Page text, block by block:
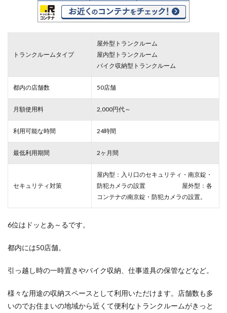
トランクルームタイプ
屋外型トランクルーム
屋内型トランクルーム
バイク収納型トランクルーム
都内の店舗数 50店舗
月額使用料 2,000円代～
利用可能な時間 24時間
最低利用期間 2ヶ月間
セキュリティ対策
屋内型：入り口のセキュリティ・南京錠・
防犯カメラの設置 屋外型：各
コンテナの南京錠・防犯カメラの設置。
6位はドッとあ～るです。
都内には50店舗。
引っ越し時の一時置きやバイク収納、仕事道具の保管などなど。
様々な用途の収納スペースとして利用いただけます。店舗数も多
いのでお住まいの地域から近くて便利なトランクルームがきっと